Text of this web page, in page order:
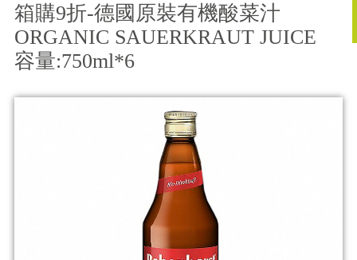
箱購9折-德國原裝有機酸菜汁
ORGANIC SAUERKRAUT JUICE
容量:750ml*6